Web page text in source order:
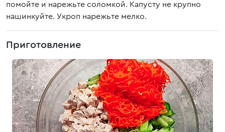
помойте и нарежьте соломкой. Капусту не крупно
нашинкуйте. Укроп нарежьте мелко.
Приготовление